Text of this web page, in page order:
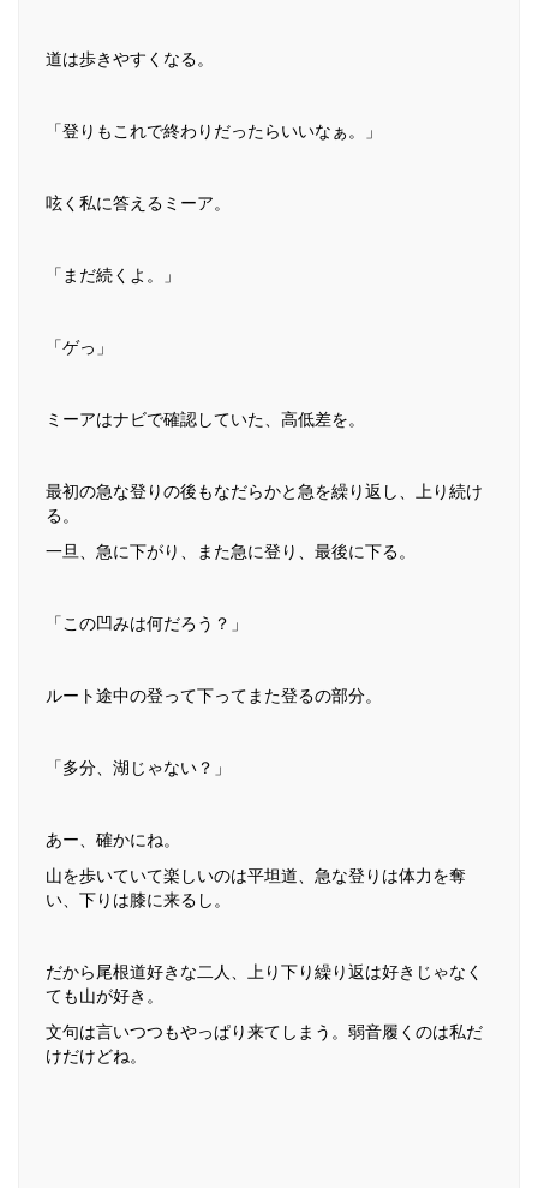
道は歩きやすくなる。
「登りもこれで終わりだったらいいなぁ。」
呟く私に答えるミーア。
「まだ続くよ。」
「ゲっ」
ミーアはナビで確認していた、高低差を。
最初の急な登りの後もなだらかと急を繰り返し、上り続け
る。
一旦、急に下がり、また急に登り、最後に下る。
「この凹みは何だろう？」
ルート途中の登って下ってまた登るの部分。
「多分、湖じゃない？」
あー、確かにね。
山を歩いていて楽しいのは平坦道、急な登りは体力を奪
い、下りは膝に来るし。
だから尾根道好きな二人、上り下り繰り返は好きじゃなく
ても山が好き。
文句は言いつつもやっぱり来てしまう。弱音履くのは私だ
けだけどね。